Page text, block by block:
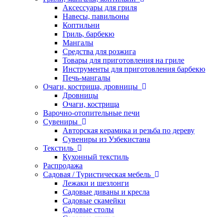
Аксессуары для гриля
Навесы, павильоны
Коптильни
Гриль, барбекю
Мангалы
Средства для розжига
Товары для приготовления на гриле
Инструменты для приготовления барбекю
Печь-мангалы
Очаги, кострища, дровницы
Дровницы
Очаги, кострища
Варочно-отопительные печи
Сувениры
Авторская керамика и резьба по дереву
Сувениры из Узбекистана
Текстиль
Кухонный текстиль
Распродажа
Садовая / Туристическая мебель
Лежаки и шезлонги
Садовые диваны и кресла
Садовые скамейки
Садовые столы